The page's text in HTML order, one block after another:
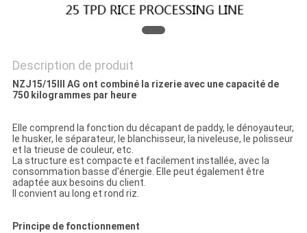
VIE
PRIVÉE
Description de produit
NZJ15/15III AG ont combiné la rizerie avec une capacité de
750 kilogrammes par heure
Elle comprend la fonction du décapant de paddy, le dénoyauteur,
le husker, le séparateur, le blanchisseur, la niveleuse, le polisseur
et la trieuse de couleur, etc.
La structure est compacte et facilement installée, avec la
consommation basse d'énergie. Elle peut également être
adaptée aux besoins du client.
Il convient au long et rond riz.
Principe de fonctionnement